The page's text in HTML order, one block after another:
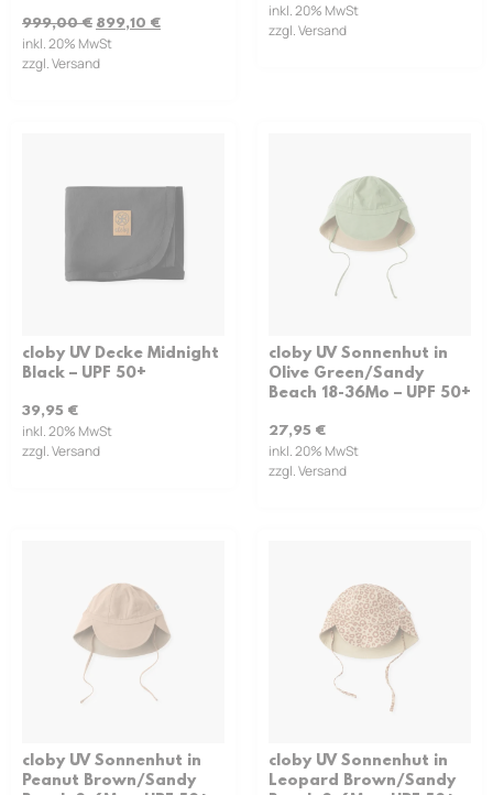
999,00€ 899,10 €
inkl. 20% MwSt
zzgl. Versand
inkl. 20% MwSt
zzgl. Versand
cloby UV Decke Midnight
Black – UPF 50+
39,95 €
inkl. 20% MwSt
zzgl. Versand
cloby UV Sonnenhut in
Olive Green/Sandy
Beach 18-36Mo – UPF 50+
27,95 €
inkl. 20% MwSt
zzgl. Versand
cloby UV Sonnenhut in
Peanut Brown/Sandy
cloby UV Sonnenhut in
Leopard Brown/Sandy